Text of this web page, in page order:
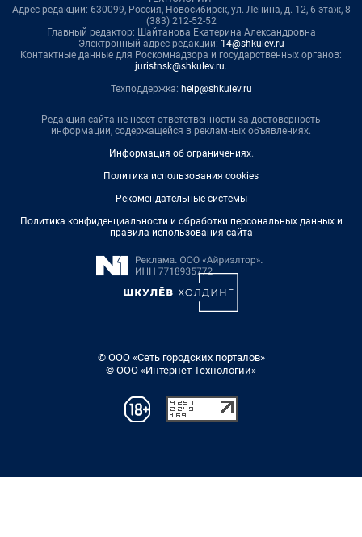
Адрес редакции: 630099, Россия, Новосибирск, ул. Ленина, д. 12, 6 этаж, 8
(383) 212-52-52
Главный редактор: Шайтанова Екатерина Александровна
Электронный адрес редакции: 14@shkulev.ru
Контактные данные для Роскомнадзора и государственных органов:
juristnsk@shkulev.ru.
Техподдержка: help@shkulev.ru
Редакция сайта не несет ответственности за достоверность
информации, содержащейся в рекламных объявлениях.
Информация об ограничениях.
Политика использования cookies
Рекомендательные системы
Политика конфиденциальности и обработки персональных данных и
правила использования сайта
© ООО «Сеть городских порталов»
© ООО «Интернет Технологии»